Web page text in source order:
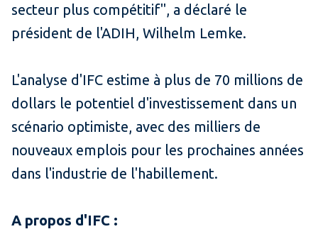
secteur plus compétitif", a déclaré le
président de l'ADIH, Wilhelm Lemke.
L'analyse d'IFC estime à plus de 70 millions de
dollars le potentiel d'investissement dans un
scénario optimiste, avec des milliers de
nouveaux emplois pour les prochaines années
dans l'industrie de l'habillement.
A propos d'IFC :